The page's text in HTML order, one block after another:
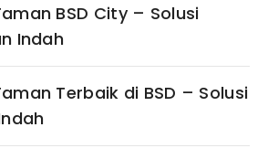
BSD City – Solusi
Indah
Terbaik di BSD – Solusi